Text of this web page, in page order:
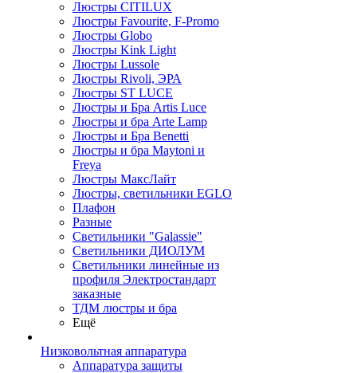
Люстры CITILUX
Люстры Favourite, F-Promo
Люстры Globo
Люстры Kink Light
Люстры Lussole
Люстры Rivoli, ЭРА
Люстры ST LUCE
Люстры и Бра Artis Luce
Люстры и бра Arte Lamp
Люстры и Бра Benetti
Люстры и бра Maytoni и
Freya
Люстры МаксЛайт
Люстры, светильники EGLO
Плафон
Разные
Светильники "Galassie"
Светильники ДИОЛУМ
Светильники линейные из
профиля Электростандарт
заказные
ТДМ люстры и бра
Ещё
Низковольтная аппаратура
Аппаратура защиты